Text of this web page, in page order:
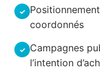
coordonnés
Campagnes
l’intention